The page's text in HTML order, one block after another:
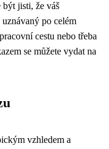
být jisti, že váš
po celém
cestu nebo třeba
se můžete vydat na
vzhledem a